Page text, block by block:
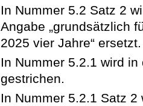
In Nummer 5.2 Satz 2
Angabe „grundsätzlich
2025 vier Jahre“ ersetzt.
In Nummer 5.2.1 wird in
gestrichen.
In Nummer 5.2.1 Satz 2